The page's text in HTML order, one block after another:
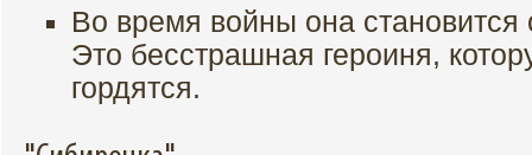
Во время войны она становится
Это бесстрашная героиня,
гордятся.